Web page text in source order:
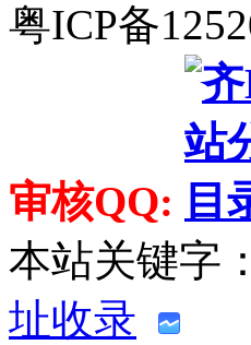
粤ICP备
审核QQ:
本站关键字：
址收录